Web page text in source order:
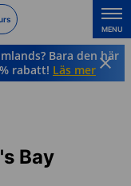
MENU
Bara den här
rabatt! Läs mer
Bay